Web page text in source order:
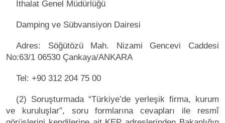
İthalat Genel Müdürlüğü
Damping ve Sübvansiyon Dairesi
Adres: Söğütözü Mah. Nizami Gencevi Caddesi
No:63/1 06530 Çankaya/ANKARA
Tel: +90 312 204 75 00
(2) Soruşturmada “Türkiye’de yerleşik firma, kurum
ve kuruluşlar”, soru formlarına cevapları ile resmî